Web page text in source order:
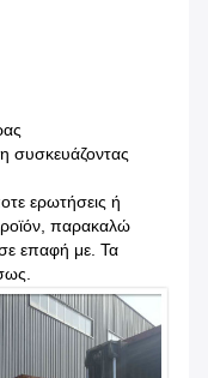
συσκευάζοντας
ερωτήσεις ή
παρακαλώ
επαφή με. Τα